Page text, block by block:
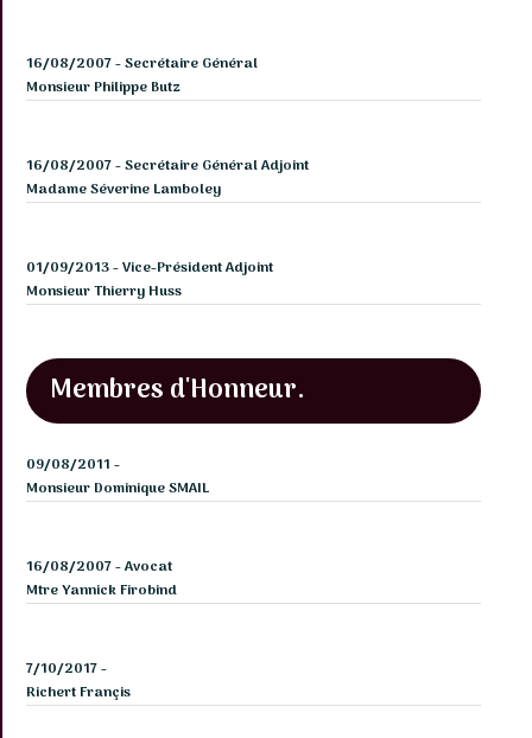
16/08/2007 - Secrétaire Général
Monsieur Philippe Butz
16/08/2007 - Secrétaire Général Adjoint
Madame Séverine Lamboley
01/09/2013 - Vice-Président Adjoint
Monsieur Thierry Huss
Membres d'Honneur.
09/08/2011 -
Monsieur Dominique SMAIL
16/08/2007 - Avocat
Mtre Yannick Firobind
7/10/2017 -
Richert Françis